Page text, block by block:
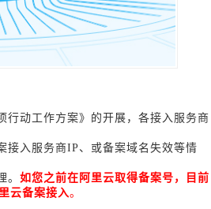
行动工作方案》的开展，各接入服务商
接入服务商IP、或备案域名失效等情
。 如您之前在阿里云取得备案号，目前
云备案接入。